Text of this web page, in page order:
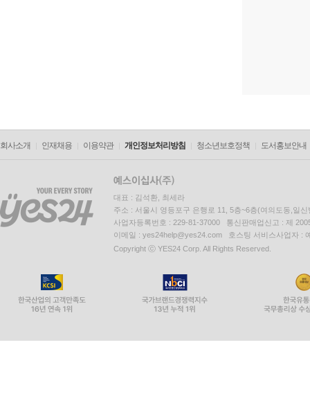
회사소개 인재채용 이용약관 개인정보처리방침 청소년보호정책 도서홍보안내
대표 : 김석환, 최세라
주소 : 서울시 영등포구 은행로 11, 5층~6층(여의도동,일신
사업자등록번호 : 229-81-37000 통신판매업신고 : 제
이메일 : yes24help@yes24.com 호스팅 서비스사업자 :
Copyright ⓒ YES24 Corp. All Rights Reserved.